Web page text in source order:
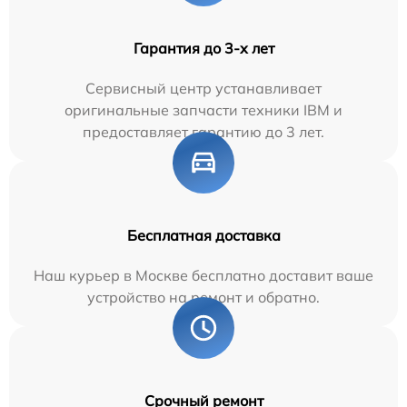
Гарантия до 3-х лет
Сервисный центр устанавливает
оригинальные запчасти техники IBM и
предоставляет гарантию до 3 лет.
Бесплатная доставка
Наш курьер в Москве бесплатно доставит ваше
устройство на ремонт и обратно.
Срочный ремонт